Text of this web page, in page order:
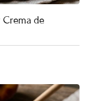
Crema de